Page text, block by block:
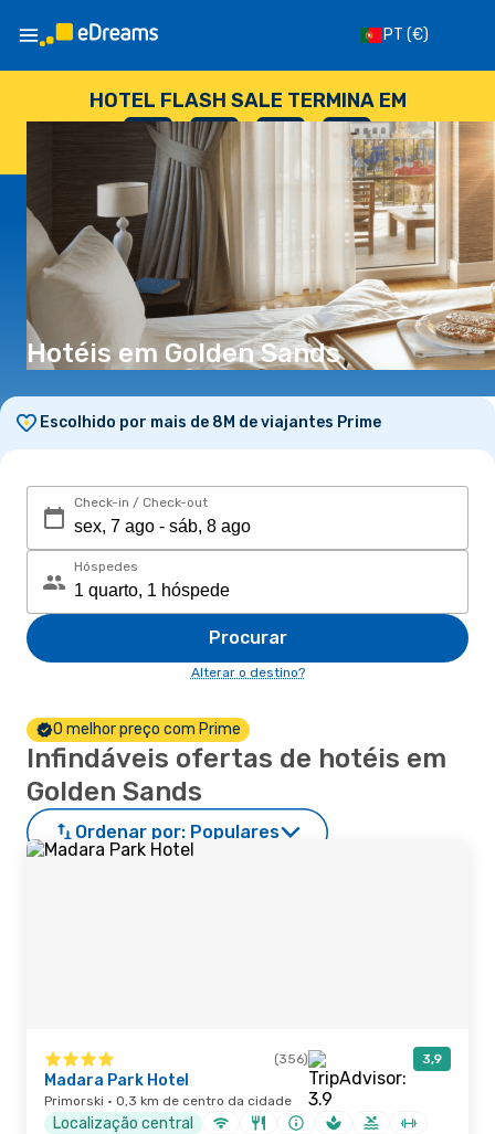
PT (€)
HOTEL FLASH SALE TERMINA EM
--
DIAS
: --
HORAS
: --
SEGUNDOS
Hotéis em Golden Sands
Escolhido por mais de 8M de viajantes Prime
Check-in / Check-out
Hóspedes
Procurar
Alterar o destino?
O melhor preço com Prime
Infindáveis ofertas de hotéis em
Golden Sands
Ordenar por: Populares
(356) 3,9
Madara Park Hotel
Primorski · 0,3 km de centro da cidade
Localização central